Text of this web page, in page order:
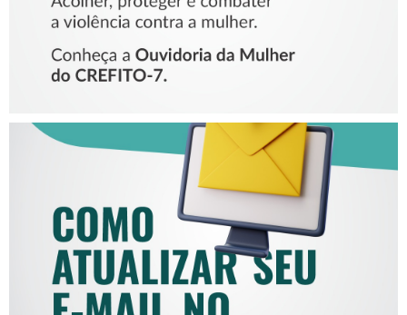
COMO ATUALIZAR SEU E-
MAIL NO CREFITO-7